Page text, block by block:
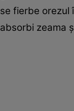
se fierbe orezul
absorbi zeama